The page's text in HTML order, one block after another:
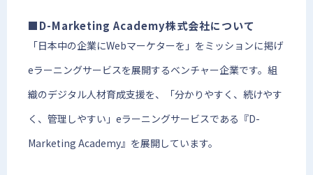
■D-Marketing Academy株式会社について
「日本中の企業にWebマーケターを」をミッションに掲げ
eラーニングサービスを展開するベンチャー企業です。組
織のデジタル人材育成支援を、「分かりやすく、続けやす
く、管理しやすい」eラーニングサービスである『D-
Marketing Academy』を展開しています。